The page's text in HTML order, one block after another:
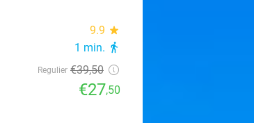
9.9 star
1 min. directions_walk
Regulier €39,50
€27,50